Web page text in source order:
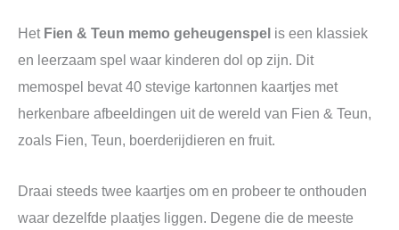
Het Fien & Teun memo geheugenspel is een klassiek
en leerzaam spel waar kinderen dol op zijn. Dit
memospel bevat 40 stevige kartonnen kaartjes met
herkenbare afbeeldingen uit de wereld van Fien & Teun,
zoals Fien, Teun, boerderijdieren en fruit.
Draai steeds twee kaartjes om en probeer te onthouden
waar dezelfde plaatjes liggen. Degene die de meeste